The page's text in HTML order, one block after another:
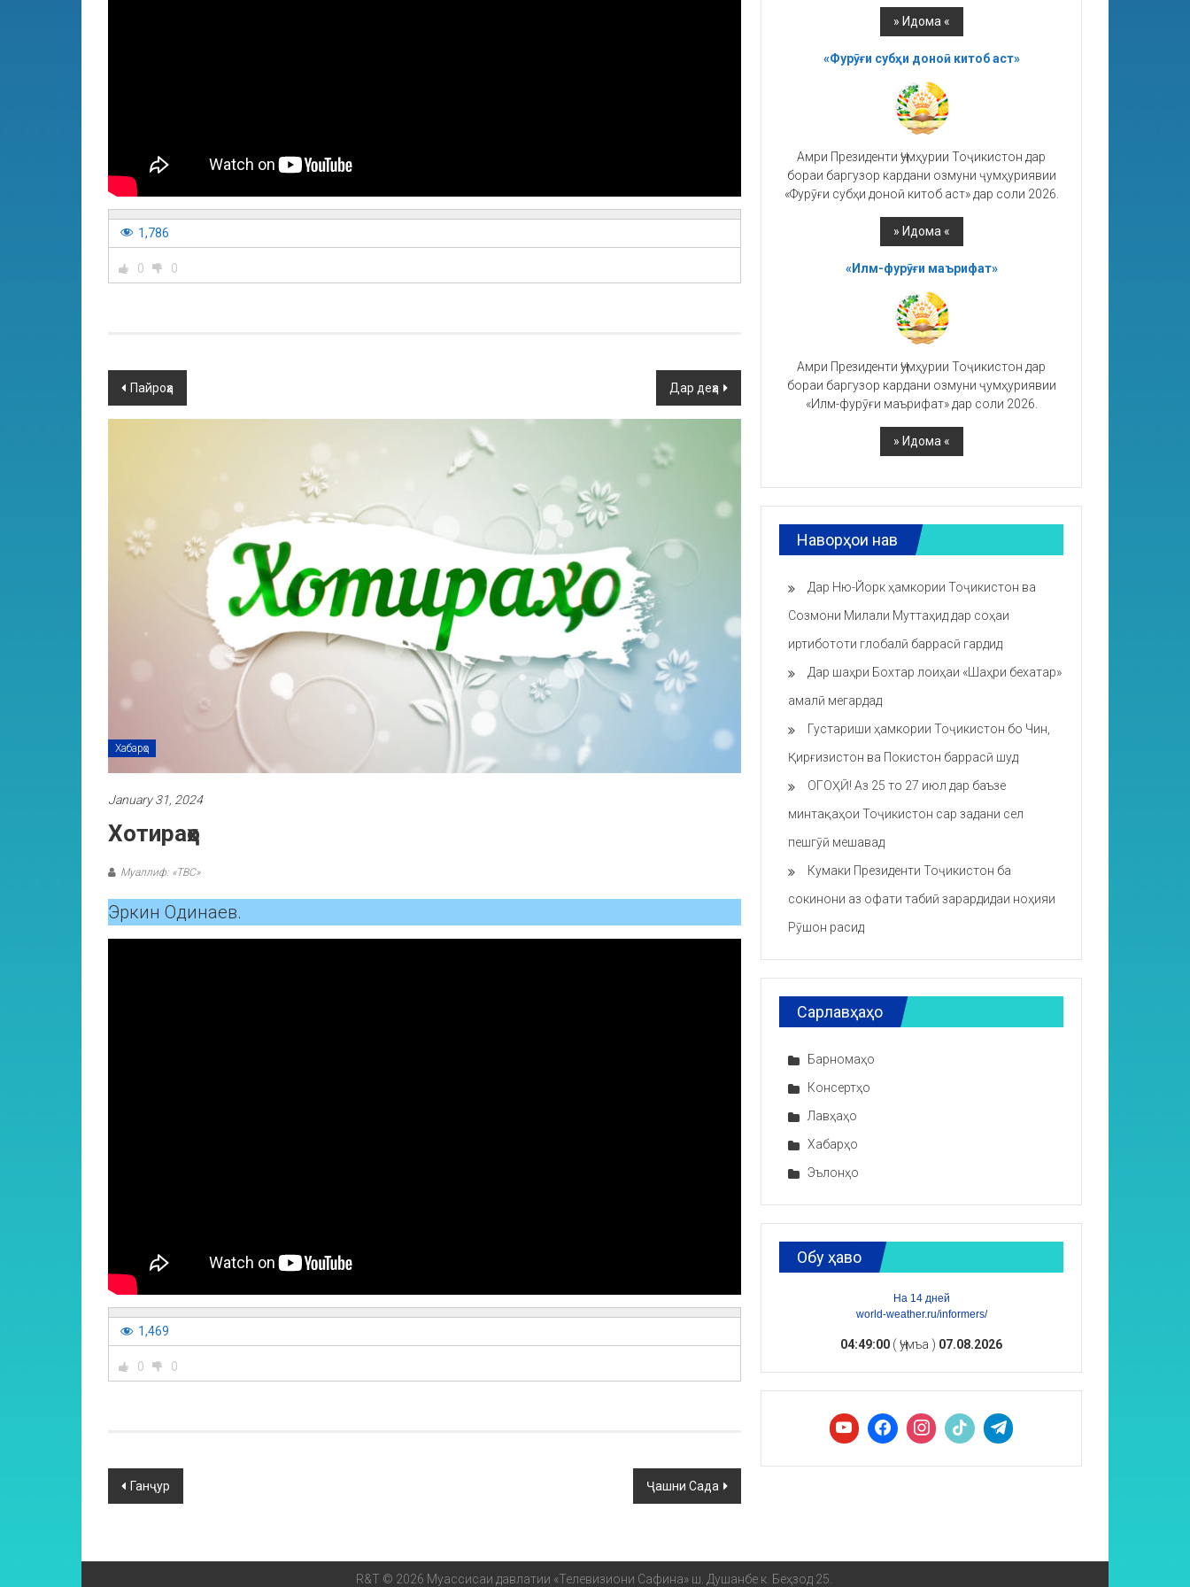
1,786
0 0
Пайроҳа Дар деҳа
Хабарҳо
January 31, 2024
Хотираҳо
Муаллиф: «ТВС»
Эркин Одинаев.
1,469
0 0
Ганҷур Ҷашни Сада
«Фурӯғи субҳи доноӣ китоб аст»
Амри Президенти Ҷумҳурии Тоҷикистон дар
бораи баргузор кардани озмуни ҷумҳуриявии
«Фурӯғи субҳи доноӣ китоб аст» дар соли 2026.
«Илм-фурӯғи маърифат»
Амри Президенти Ҷумҳурии Тоҷикистон дар
бораи баргузор кардани озмуни ҷумҳуриявии
«Илм-фурӯғи маърифат» дар соли 2026.
Наворҳои нав
Дар Ню-Йорк ҳамкории Тоҷикистон ва
Созмони Милали Муттаҳид дар соҳаи
иртибототи глобалӣ баррасӣ гардид
Дар шаҳри Бохтар лоиҳаи «Шаҳри бехатар»
амалӣ мегардад
Густариши ҳамкории Тоҷикистон бо Чин,
Қирғизистон ва Покистон баррасӣ шуд
ОГОҲӢ! Аз 25 то 27 июл дар баъзе
минтақаҳои Тоҷикистон сар задани сел
пешгӯӣ мешавад
Кумаки Президенти Тоҷикистон ба
сокинони аз офати табиӣ зарардидаи ноҳияи
Рӯшон расид
Сарлавҳаҳо
Барномаҳо
Консертҳо
Лавҳаҳо
Хабарҳо
Эълонҳо
Обу ҳаво
На 14 дней
world-weather.ru/informers/
04:49:01 ( Ҷумъа ) 07.08.2026
R&T © 2026 Муассисаи давлатии «Телевизиони Сафина» ш. Душанбе к. Беҳзод 25.